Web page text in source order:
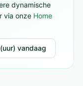
dynamische
via onze Home
vandaag